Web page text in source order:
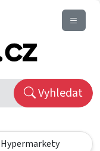
Vyhledat
Hypermarkety